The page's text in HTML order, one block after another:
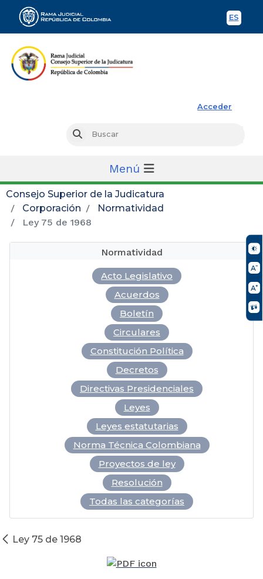
ES
Acceder
Buscar
Menú
Consejo Superior de la Judicatura
Corporación
Normatividad
Ley 75 de 1968
Normatividad
Acto Legislativo
Acuerdos
Boletín
Circulares
Constitución Política
Decretos
Directivas Presidenciales
Leyes
Leyes estatutarias
Norma Técnica Colombiana
Proyectos de ley
Resolución
Todas las categorías
Ley 75 de 1968